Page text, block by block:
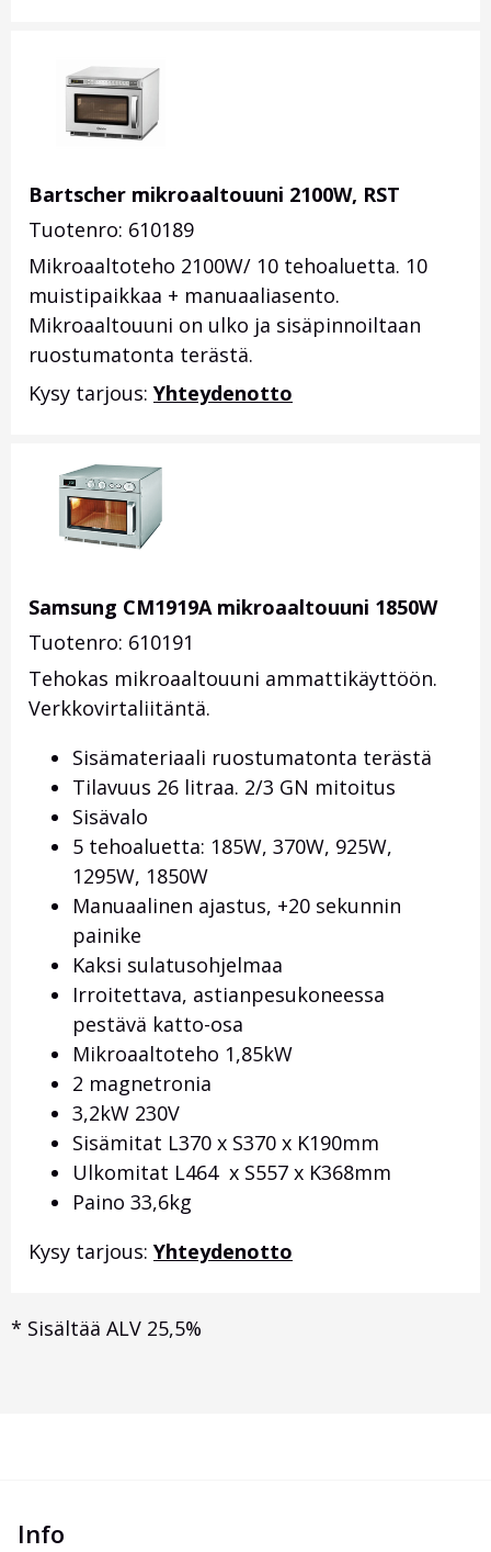
Bartscher mikroaaltouuni 2100W, RST
Tuotenro: 610189
Mikroaaltoteho 2100W/ 10 tehoaluetta. 10
muistipaikkaa + manuaaliasento.
Mikroaaltouuni on ulko ja sisäpinnoiltaan
ruostumatonta terästä.
Kysy tarjous: Yhteydenotto
Samsung CM1919A mikroaaltouuni 1850W
Tuotenro: 610191
Tehokas mikroaaltouuni ammattikäyttöön.
Verkkovirtaliitäntä.
Sisämateriaali ruostumatonta terästä
Tilavuus 26 litraa. 2/3 GN mitoitus
Sisävalo
5 tehoaluetta: 185W, 370W, 925W,
1295W, 1850W
Manuaalinen ajastus, +20 sekunnin
painike
Kaksi sulatusohjelmaa
Irroitettava, astianpesukoneessa
pestävä katto-osa
Mikroaaltoteho 1,85kW
2 magnetronia
3,2kW 230V
Sisämitat L370 x S370 x K190mm
Ulkomitat L464 x S557 x K368mm
Paino 33,6kg
Kysy tarjous: Yhteydenotto
* Sisältää ALV 25,5%
Info